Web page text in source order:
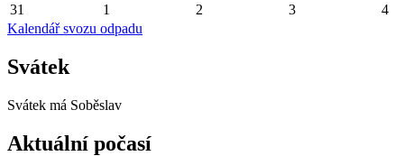
31 1 2 3
4
Kalendář svozu odpadu
Svátek
Svátek má Soběslav
Aktuální počasí